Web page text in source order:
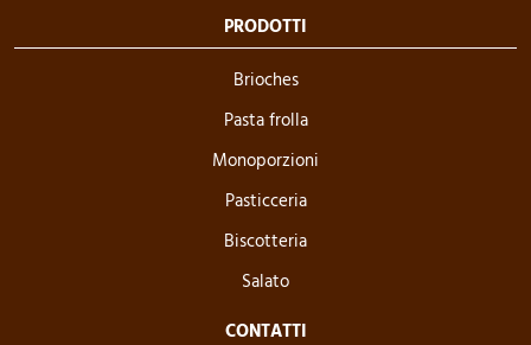
PRODOTTI
Brioches
Pasta frolla
Monoporzioni
Pasticceria
Biscotteria
Salato
CONTATTI